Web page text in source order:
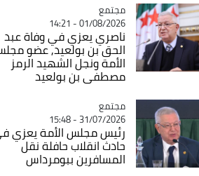
Catégorie
مجتمع
01/08/2026 - 14:21
ناصري يعزي في وفاة عبد
الحق بن بولعيد, عضو
الأمة ونجل الشهيد الرمز
مصطفى بن بولعيد
Catégorie
مجتمع
31/07/2026 - 15:48
رئيس مجلس الأمة يعزي
حادث انقلاب حافلة نقل
المسافرين ببومرداس